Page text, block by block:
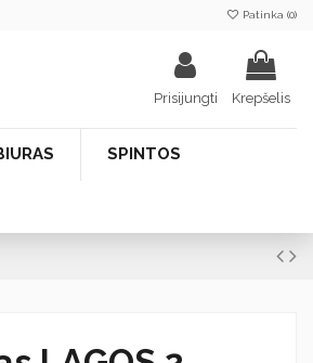
Patinka (0)
Prisijungti Krepšelis
SPINTOS